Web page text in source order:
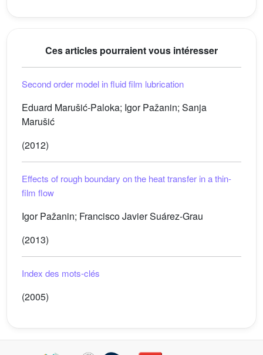
Ces articles pourraient vous intéresser
Second order model in fluid film lubrication
Eduard Marušić-Paloka; Igor Pažanin; Sanja
Marušić
(2012)
Effects of rough boundary on the heat transfer in a thin-
film flow
Igor Pažanin; Francisco Javier Suárez-Grau
(2013)
Index des mots-clés
(2005)